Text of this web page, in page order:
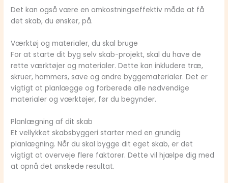
Det kan også være en omkostningseffektiv måde at få
det skab, du ønsker, på.
Værktøj og materialer, du skal bruge
For at starte dit byg selv skab-projekt, skal du have de
rette værktøjer og materialer. Dette kan inkludere træ,
skruer, hammers, save og andre byggematerialer. Det er
vigtigt at planlægge og forberede alle nødvendige
materialer og værktøjer, før du begynder.
Planlægning af dit skab
Et vellykket skabsbyggeri starter med en grundig
planlægning. Når du skal bygge dit eget skab, er det
vigtigt at overveje flere faktorer. Dette vil hjælpe dig med
at opnå det ønskede resultat.